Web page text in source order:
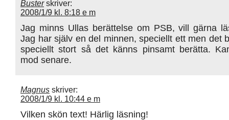
Buster skriver:
2008/1/9 kl. 8:18 e m
Jag minns Ullas berättelse om PSB, vill gärna
Jag har själv en del minnen, speciellt ett men det
speciellt stort så det känns pinsamt berätta.
mod senare.
Magnus skriver:
2008/1/9 kl. 10:44 e m
Vilken skön text! Härlig läsning!